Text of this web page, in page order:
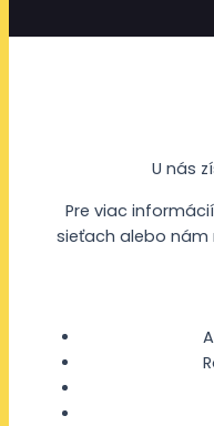
U nás
Pre viac
sieťach alebo nám